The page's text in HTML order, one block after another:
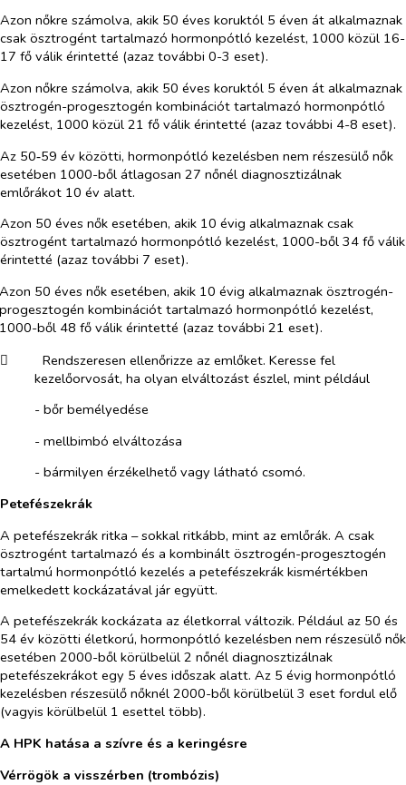
Azon nőkre számolva, akik 50 éves koruktól 5 éven át alkalmaznak
csak ösztrogént tartalmazó hormonpótló kezelést, 1000 közül 16-
17 fő válik érintetté (azaz további 0-3 eset).
Azon nőkre számolva, akik 50 éves koruktól 5 éven át alkalmaznak
ösztrogén-progesztogén kombinációt tartalmazó hormonpótló
kezelést, 1000 közül 21 fő válik érintetté (azaz további 4-8 eset).
Az 50‑59 év közötti, hormonpótló kezelésben nem részesülő nők
esetében 1000-ből átlagosan 27 nőnél diagnosztizálnak
emlőrákot 10 év alatt.
Azon 50 éves nők esetében, akik 10 évig alkalmaznak csak
ösztrogént tartalmazó hormonpótló kezelést, 1000-ből 34 fő válik
érintetté (azaz további 7 eset).
Azon 50 éves nők esetében, akik 10 évig alkalmaznak ösztrogén-
progesztogén kombinációt tartalmazó hormonpótló kezelést,
1000-ből 48 fő válik érintetté (azaz további 21 eset).
​
Rendszeresen ellenőrizze az emlőket. Keresse fel
kezelőorvosát, ha olyan elváltozást észlel, mint például
-​ bőr bemélyedése
-​ mellbimbó elváltozása
-​ bármilyen érzékelhető vagy látható csomó.
Petefészekrák
A petefészekrák ritka – sokkal ritkább, mint az emlőrák. A csak
ösztrogént tartalmazó és a kombinált ösztrogén-progesztogén
tartalmú hormonpótló kezelés a petefészekrák kismértékben
emelkedett kockázatával jár együtt.
A petefészekrák kockázata az életkorral változik. Például az 50 és
54 év közötti életkorú, hormonpótló kezelésben nem részesülő nők
esetében 2000-ből körülbelül 2 nőnél diagnosztizálnak
petefészekrákot egy 5 éves időszak alatt. Az 5 évig hormonpótló
kezelésben részesülő nőknél 2000-ből körülbelül 3 eset fordul elő
(vagyis körülbelül 1 esettel több).
A HPK hatása a szívre és a keringésre
Vérrögök a visszérben (trombózis)